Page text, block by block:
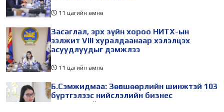
11 цагийн өмнө
Засаглал, эрх зүйн хороо НИТХ-ын
ээлжит VIII хуралдаанаар хэлэлцэх
асуудлуудыг дэмжлээ
11 цагийн өмнө
Б.Сэмжидмаа: Зөвшөөрлийн шинжтэй 103
бүртгэлээс нийслэлийн бизнес
эрхлэгчдийг чөлөөллөө